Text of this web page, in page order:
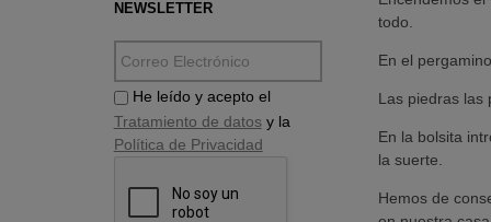
NEWSLETTER
He leído y acepto el
Tratamiento de datosy la
Política de Privacidad
todo.
En el
Las piedras las
En la bolsita
la suerte.
Hemos de